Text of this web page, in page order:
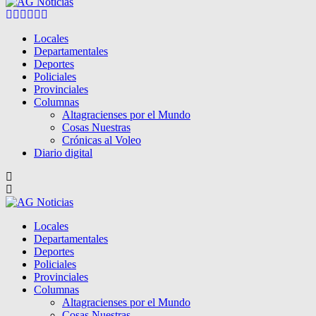
Facebook
Twitter
Instagram
Pinterest
Google
Locales
Departamentales
Deportes
Policiales
Provinciales
Columnas
Altagracienses por el Mundo
Cosas Nuestras
Crónicas al Voleo
Diario digital
Locales
Departamentales
Deportes
Policiales
Provinciales
Columnas
Altagracienses por el Mundo